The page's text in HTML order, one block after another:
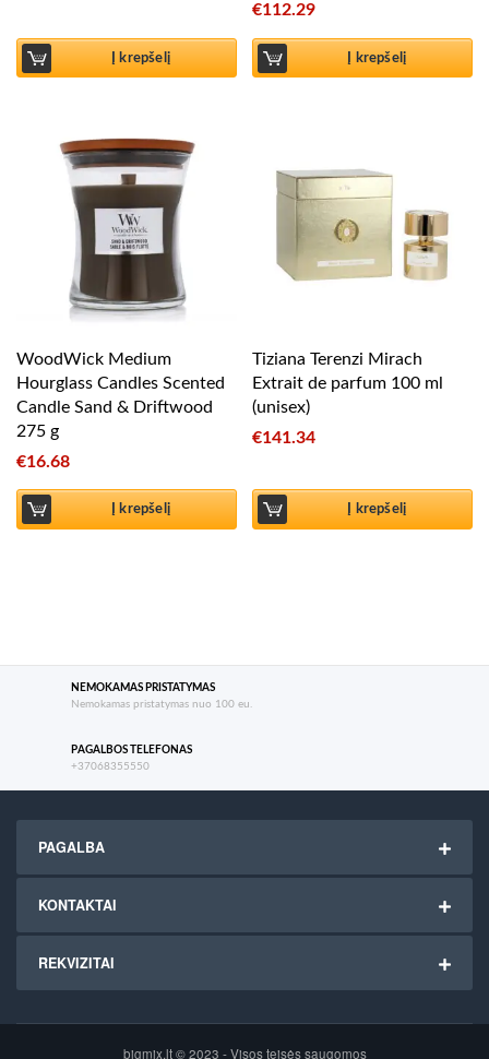
Į krepšelį
€112.29
Į krepšelį
WoodWick Medium
Hourglass Candles Scented
Candle Sand & Driftwood
275 g
€16.68
Į krepšelį
Tiziana Terenzi Mirach
Extrait de parfum 100 ml
(unisex)
€141.34
Į krepšelį
NEMOKAMAS PRISTATYMAS
Nemokamas pristatymas nuo 100 eu.
PAGALBOS TELEFONAS
+37068355550
PAGALBA
KONTAKTAI
REKVIZITAI
bigmix.lt © 2023 - Visos teisės saugomos